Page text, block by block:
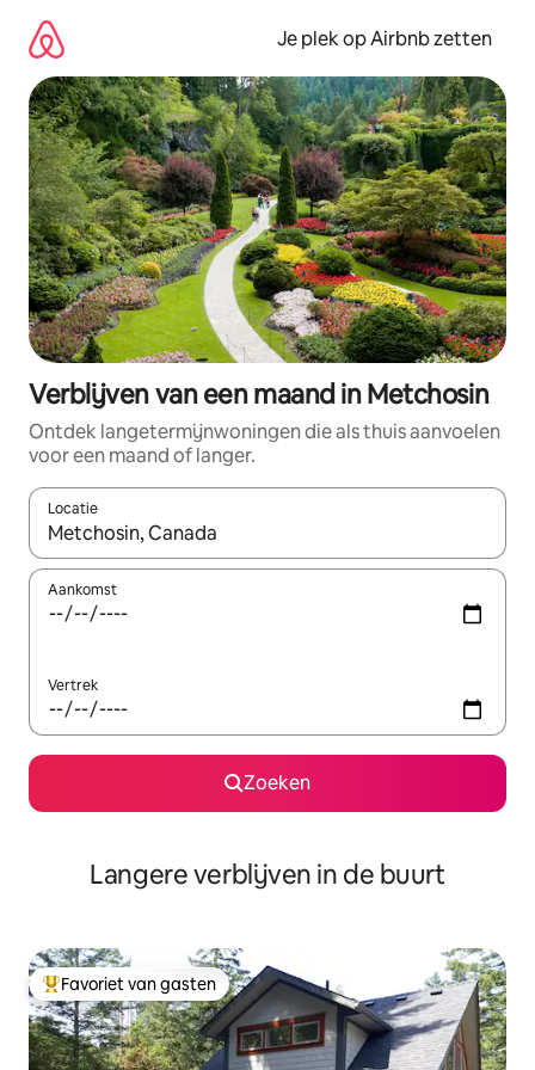
direct
naar
inhoud
Je plek op Airbnb zetten
Verblijven van een maand in Metchosin
Ontdek langetermijnwoningen die als thuis aanvoelen
voor een maand of langer.
Locatie
Wanneer er resultaten beschikbaar zijn, maak je een keuze
Aankomst
Vertrek
Zoeken
Langere verblijven in de buurt
Topfavoriet van gasten
Favoriet van gasten